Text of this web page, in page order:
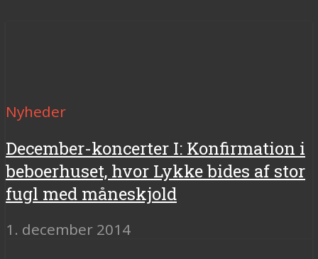
Nyheder
December-koncerter I: Konfirmation i
beboerhuset, hvor Lykke bides af stor
fugl med måneskjold
1. december 2014